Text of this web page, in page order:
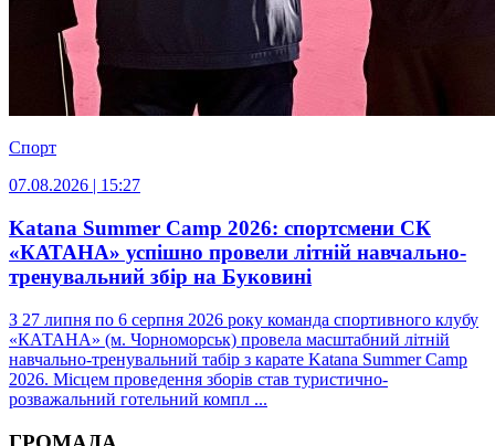
Спорт
07.08.2026 | 15:27
Katana Summer Camp 2026: спортсмени СК
«КАТАНА» успішно провели літній навчально-
тренувальний збір на Буковині
З 27 липня по 6 серпня 2026 року команда спортивного клубу
«КАТАНА» (м. Чорноморськ) провела масштабний літній
навчально-тренувальний табір з карате Katana Summer Camp
2026. Місцем проведення зборів став туристично-
розважальний готельний компл ...